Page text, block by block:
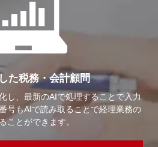
た税務・会計顧問
し、最新のAIで処理することで入力
号もAIで読み取ることで経理業務の
ことができます。